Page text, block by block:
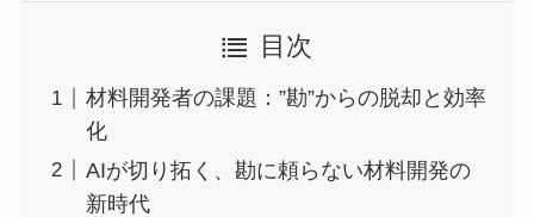
目次
材料開発者の課題：”勘”からの脱却と効率
化
AIが切り拓く、勘に頼らない材料開発の
新時代